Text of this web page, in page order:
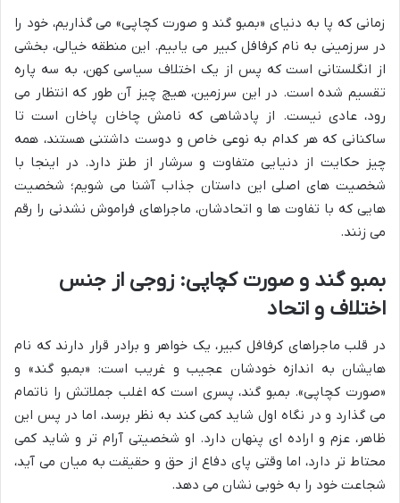
زمانی که پا به دنیای «بمبو گند و صورت کچاپی» می گذاریم، خود را
در سرزمینی به نام کرفافل کبیر می یابیم. این منطقه خیالی، بخشی
از انگلستانی است که پس از یک اختلاف سیاسی کهن، به سه پاره
تقسیم شده است. در این سرزمین، هیچ چیز آن طور که انتظار می
رود، عادی نیست. از پادشاهی که نامش چاخان پاخان است تا
ساکنانی که هر کدام به نوعی خاص و دوست داشتنی هستند، همه
چیز حکایت از دنیایی متفاوت و سرشار از طنز دارد. در اینجا با
شخصیت های اصلی این داستان جذاب آشنا می شویم؛ شخصیت
هایی که با تفاوت ها و اتحادشان، ماجراهای فراموش نشدنی را رقم
می زنند.
بمبو گند و صورت کچاپی: زوجی از جنس
اختلاف و اتحاد
در قلب ماجراهای کرفافل کبیر، یک خواهر و برادر قرار دارند که نام
هایشان به اندازه خودشان عجیب و غریب است: «بمبو گند» و
«صورت کچاپی». بمبو گند، پسری است که اغلب جملاتش را ناتمام
می گذارد و در نگاه اول شاید کمی کند به نظر برسد، اما در پس این
ظاهر، عزم و اراده ای پنهان دارد. او شخصیتی آرام تر و شاید کمی
محتاط تر دارد، اما وقتی پای دفاع از حق و حقیقت به میان می آید،
شجاعت خود را به خوبی نشان می دهد.